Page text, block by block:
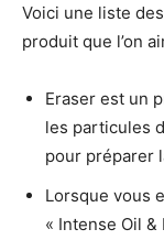
Voici une liste
produit que l’on
Eraser est un
les particules
pour préparer
Lorsque vous
« Intense Oil